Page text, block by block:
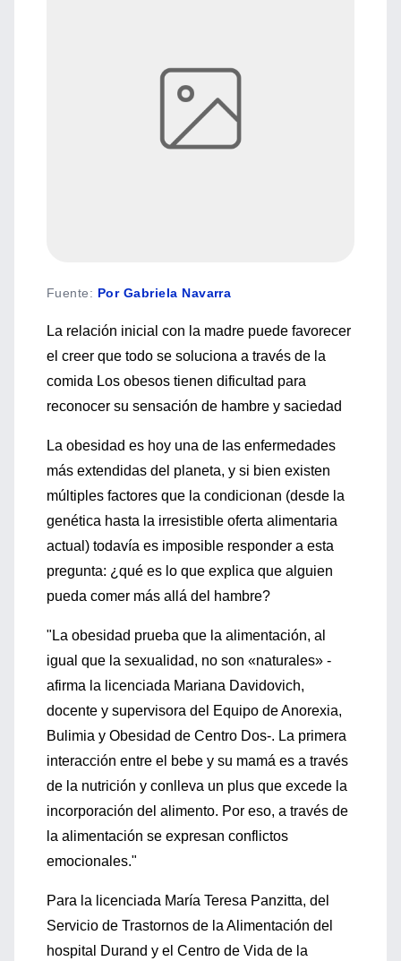
Fuente: Por Gabriela Navarra
La relación inicial con la madre puede favorecer
el creer que todo se soluciona a través de la
comida Los obesos tienen dificultad para
reconocer su sensación de hambre y saciedad
La obesidad es hoy una de las enfermedades
más extendidas del planeta, y si bien existen
múltiples factores que la condicionan (desde la
genética hasta la irresistible oferta alimentaria
actual) todavía es imposible responder a esta
pregunta: ¿qué es lo que explica que alguien
pueda comer más allá del hambre?
"La obesidad prueba que la alimentación, al
igual que la sexualidad, no son «naturales» -
afirma la licenciada Mariana Davidovich,
docente y supervisora del Equipo de Anorexia,
Bulimia y Obesidad de Centro Dos-. La primera
interacción entre el bebe y su mamá es a través
de la nutrición y conlleva un plus que excede la
incorporación del alimento. Por eso, a través de
la alimentación se expresan conflictos
emocionales."
Para la licenciada María Teresa Panzitta, del
Servicio de Trastornos de la Alimentación del
hospital Durand y el Centro de Vida de la